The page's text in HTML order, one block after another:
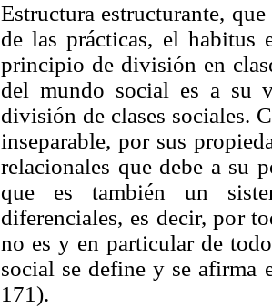
Estructura estructurante,
de las prácticas, el habitus
principio de división en
del mundo social es a su
división de clases sociales.
inseparable, por sus
relacionales que debe a su
que es también un
diferenciales, es decir, por
no es y en particular de
social se define y se afirma
171).